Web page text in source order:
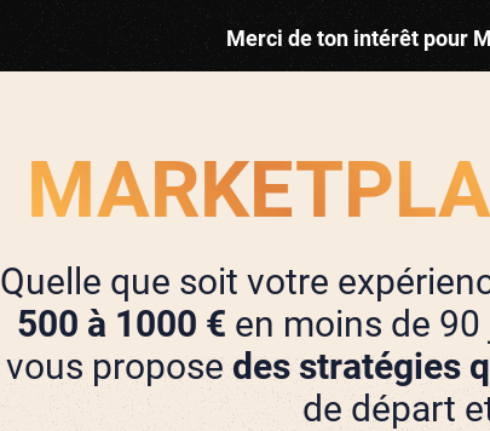
Merci de ton intérêt pour
Quelle que soit votre
500 à 1000 € en moins de
vous proposedes stratégies
de départ